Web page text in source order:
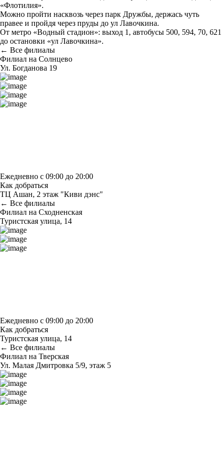
«Флотилия».
Можно пройти насквозь через парк Дружбы, держась чуть
правее и пройдя через пруды до ул Лавочкина.
От метро «Водный стадион»: выход 1, автобусы 500, 594, 70, 621
до остановки «ул Лавочкина».
← Все филиалы
Филиал на Солнцево
Ул. Богданова 19
Ежедневно с 09:00 до 20:00
Как добраться
ТЦ Ашан, 2 этаж "Киви дэнс"
← Все филиалы
Филиал на Сходненская
Туристская улица, 14
Ежедневно с 09:00 до 20:00
Как добраться
Туристская улица, 14
← Все филиалы
Филиал на Тверская
Ул. Малая Дмитровка 5/9, этаж 5